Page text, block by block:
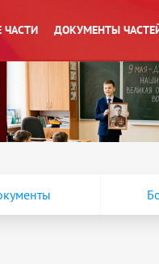
ЧАСТИ ДОКУМЕНТЫ